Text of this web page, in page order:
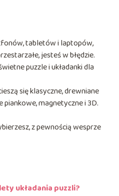
tabletów i laptopów,
jesteś w błędzie.
puzzle i układanki dla
się klasyczne, drewniane
piankowe, magnetyczne i 3D.
z pewnością wesprze
układania puzzli?